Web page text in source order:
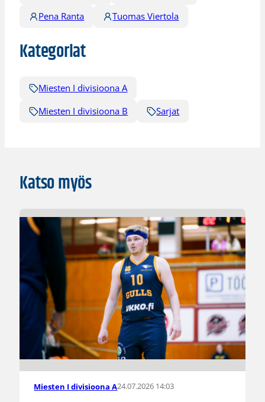
Pena Ranta
Tuomas Viertola
Kategoriat
Miesten I divisioona A
Miesten I divisioona B
Sarjat
Katso myös
Miesten I divisioona A24.07.2026 14:03